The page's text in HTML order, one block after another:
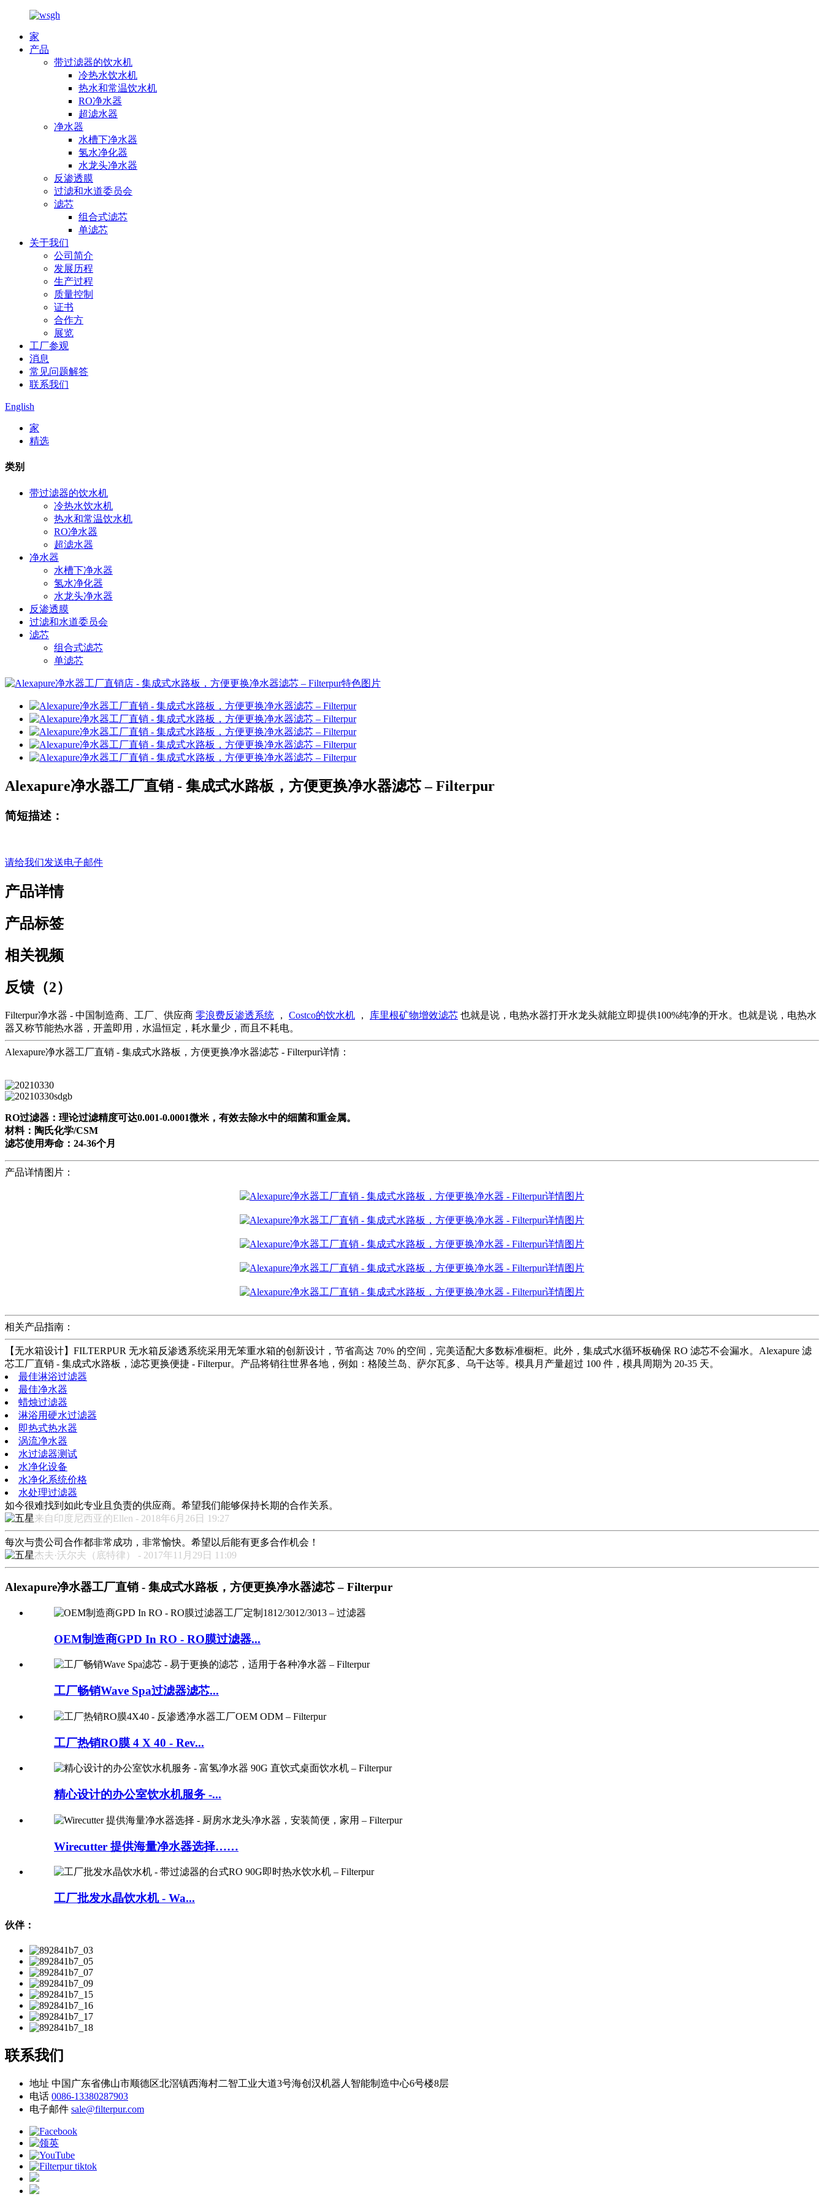
家
产品
带过滤器的饮水机
冷热水饮水机
热水和常温饮水机
RO净水器
超滤水器
净水器
水槽下净水器
氢水净化器
水龙头净水器
反渗透膜
过滤和水道委员会
滤芯
组合式滤芯
单滤芯
关于我们
公司简介
发展历程
生产过程
质量控制
证书
合作方
展览
工厂参观
消息
常见问题解答
联系我们
English
家
精选
类别
带过滤器的饮水机
冷热水饮水机
热水和常温饮水机
RO净水器
超滤水器
净水器
水槽下净水器
氢水净化器
水龙头净水器
反渗透膜
过滤和水道委员会
滤芯
组合式滤芯
单滤芯
Alexapure净水器工厂直销 - 集成式水路板，方便更换净水器滤芯 – Filterpur
简短描述：
请给我们发送电子邮件
产品详情
产品标签
相关视频
反馈（2）
Filterpur净水器 - 中国制造商、工厂、供应商 零浪费反渗透系统 ， Costco的饮水机 ， 库里根矿物增效滤芯 也就是说，电热水器打开水龙头就能立即提供100%纯净的开水。也就是说，电热水
器又称节能热水器，开盖即用，水温恒定，耗水量少，而且不耗电。
Alexapure净水器工厂直销 - 集成式水路板，方便更换净水器滤芯 - Filterpur详情：
RO过滤器：理论过滤精度可达0.001-0.0001微米，有效去除水中的细菌和重金属。
材料：陶氏化学/CSM
滤芯使用寿命：24-36个月
产品详情图片：
相关产品指南：
【无水箱设计】FILTERPUR 无水箱反渗透系统采用无笨重水箱的创新设计，节省高达 70% 的空间，完美适配大多数标准橱柜。此外，集成式水循环板确保 RO 滤芯不会漏水。Alexapure 滤
芯工厂直销 - 集成式水路板，滤芯更换便捷 - Filterpur。产品将销往世界各地，例如：格陵兰岛、萨尔瓦多、乌干达等。模具月产量超过 100 件，模具周期为 20-35 天。
最佳淋浴过滤器
最佳净水器
蜡烛过滤器
淋浴用硬水过滤器
即热式热水器
涡流净水器
水过滤器测试
水净化设备
水净化系统价格
水处理过滤器
如今很难找到如此专业且负责的供应商。希望我们能够保持长期的合作关系。
来自印度尼西亚的Ellen - 2018年6月26日 19:27
每次与贵公司合作都非常成功，非常愉快。希望以后能有更多合作机会！
杰夫·沃尔夫（底特律） - 2017年11月29日 11:09
Alexapure净水器工厂直销 - 集成式水路板，方便更换净水器滤芯 – Filterpur
OEM制造商GPD In RO - RO膜过滤器...
工厂畅销Wave Spa过滤器滤芯...
工厂热销RO膜 4 X 40 - Rev...
精心设计的办公室饮水机服务 -...
Wirecutter 提供海量净水器选择……
工厂批发水晶饮水机 - Wa...
伙伴：
联系我们
地址 中国广东省佛山市顺德区北滘镇西海村二智工业大道3号海创汉机器人智能制造中心6号楼8层
电话 0086-13380287903
电子邮件 sale@filterpur.com